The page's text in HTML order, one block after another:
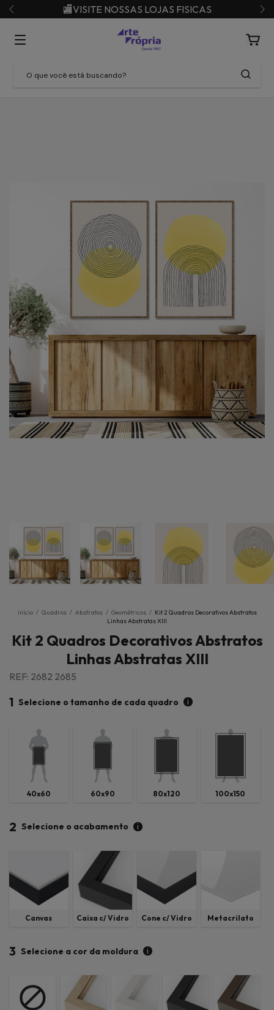
🏬VISITE NOSSAS LOJAS FISICAS
Início / Quadros / Abstratos / Geométricos / Kit 2 Quadros Decorativos Abstratos
Linhas Abstratas XIII
Kit 2 Quadros Decorativos Abstratos
Linhas Abstratas XIII
REF: 2682 2685
1 Selecione o tamanho de cada quadro i
40x60 60x90 80x120 100x150
2 Selecione o acabamento i
Canvas Caixa c/ Vidro Cone c/ Vidro Metacrilato
3 Selecione a cor da moldura i